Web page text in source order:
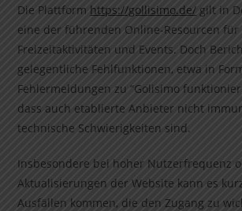
Die Plattform https://gollisimo.de/ gilt in
eine der führenden Online-Resourcen für
Freizeitaktivitäten und Events. Doch
gelegentliche Fehlfunktionen, etwa in
Fehlermeldungen zu “Golisimo
dass auch etablierte Anbieter nicht
technische Schwierigkeiten sind.
Insbesondere bei hoher Nutzerfrequenz
Aktualisierungen der Website kann es
Ausfällen kommen, die den Zugang zu